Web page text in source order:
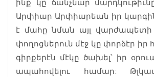
ինք կը ճանչնար
Արփիար Արփիարեան իր
է մահը նման այլ վարժապետի
փողոցներուն մէջ կը փորձէր
գիրքերէն մէկը ծախել՝ իր
ապահովելու համար: